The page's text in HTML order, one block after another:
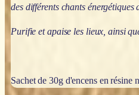
des différents chants énergétiques
Purifie et apaise les lieux, ainsi
Sachet de 30g d'encens en résine